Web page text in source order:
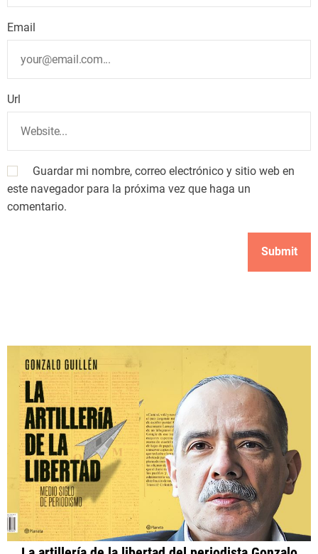
Email
Url
Guardar mi nombre, correo electrónico y sitio web en
este navegador para la próxima vez que haga un
comentario.